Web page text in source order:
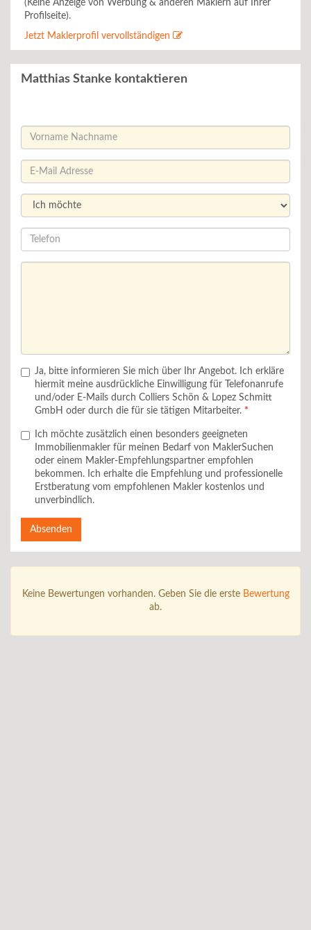
(Keine Anzeige von Werbung & anderen Maklern auf Ihrer
Profilseite).
Jetzt Maklerprofil vervollständigen
Matthias Stanke kontaktieren
Ja, bitte informieren Sie mich über Ihr Angebot. Ich erkläre
hiermit meine ausdrückliche Einwilligung für Telefonanrufe
und/oder E-Mails durch Colliers Schön & Lopez Schmitt
GmbH oder durch die für sie tätigen Mitarbeiter.
Ich möchte zusätzlich einen besonders geeigneten
Immobilienmakler für meinen Bedarf von MaklerSuchen
oder einem Makler-Empfehlungspartner empfohlen
bekommen. Ich erhalte die Empfehlung und professionelle
Erstberatung vom empfohlenen Makler kostenlos und
unverbindlich.
Absenden
Keine Bewertungen vorhanden. Geben Sie die erste Bewertung
ab.